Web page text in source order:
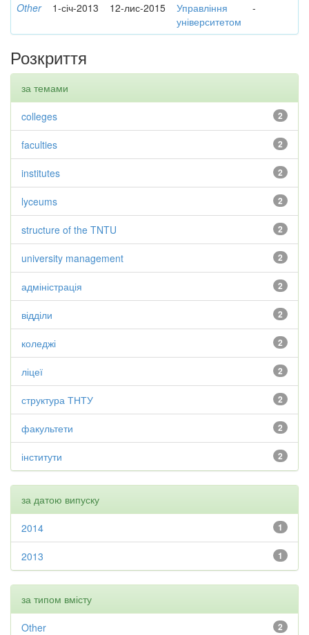
Other 1-січ-2013 12-лис-2015
Управління
університетом
-
Розкриття
за темами
2
colleges
2
faculties
2
institutes
2
lyceums
2
structure of the TNTU
2
university management
2
адміністрація
2
відділи
2
коледжі
2
ліцеї
2
структура ТНТУ
2
факультети
2
інститути
за датою випуску
1
2014
1
2013
за типом вмісту
2
Other